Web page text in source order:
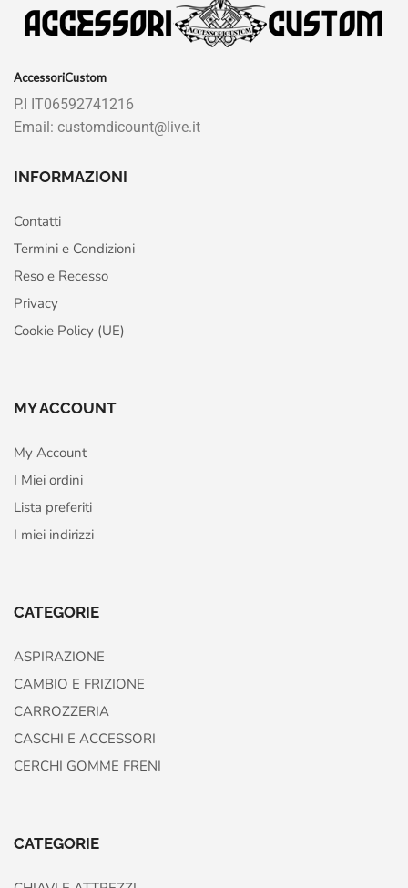
AccessoriCustom
P.I IT06592741216
Email: customdicount@live.it
INFORMAZIONI
Contatti
Termini e Condizioni
Reso e Recesso
Privacy
Cookie Policy (UE)
MY ACCOUNT
My Account
I Miei ordini
Lista preferiti
I miei indirizzi
CATEGORIE
ASPIRAZIONE
CAMBIO E FRIZIONE
CARROZZERIA
CASCHI E ACCESSORI
CERCHI GOMME FRENI
CATEGORIE